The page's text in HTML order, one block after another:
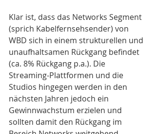
Klar ist, dass das Networks Segment
(sprich Kabelfernsehsender) von
WBD sich in einem strukturellen und
unaufhaltsamen Rückgang befindet
(ca. 8% Rückgang p.a.). Die
Streaming-Plattformen und die
Studios hingegen werden in den
nächsten Jahren jedoch ein
Gewinnwachstum erzielen und
sollten damit den Rückgang im